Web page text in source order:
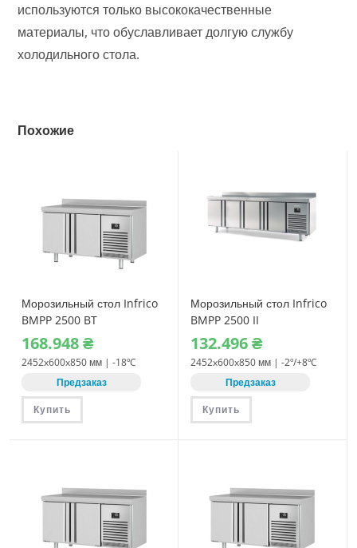
используются только высококачественные
материалы, что обуславливает долгую службу
холодильного стола.
Похожие
Морозильный стол Infrico
BMPP 2500 BT
168.948₴
2452x600x850 мм | -18ºC
Предзаказ
Купить
Морозильный стол Infrico
BMPP 2500 II
132.496₴
2452x600x850 мм | -2º/+8ºC
Предзаказ
Купить